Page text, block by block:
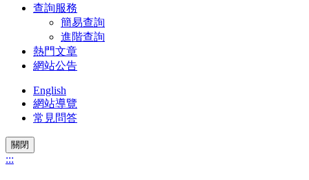
查詢服務
簡易查詢
進階查詢
熱門文章
網站公告
English
網站導覽
常見問答
關閉
:::